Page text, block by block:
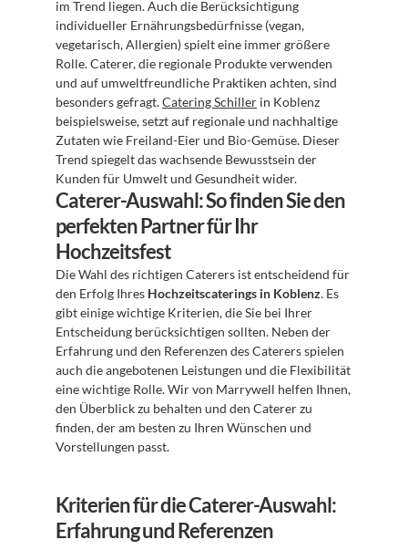
im Trend liegen. Auch die Berücksichtigung
individueller Ernährungsbedürfnisse (vegan,
vegetarisch, Allergien) spielt eine immer größere
Rolle. Caterer, die regionale Produkte verwenden
und auf umweltfreundliche Praktiken achten, sind
besonders gefragt. Catering Schiller in Koblenz
beispielsweise, setzt auf regionale und nachhaltige
Zutaten wie Freiland-Eier und Bio-Gemüse. Dieser
Trend spiegelt das wachsende Bewusstsein der
Kunden für Umwelt und Gesundheit wider.
Caterer-Auswahl: So finden Sie den
perfekten Partner für Ihr
Hochzeitsfest
Die Wahl des richtigen Caterers ist entscheidend für
den Erfolg Ihres Hochzeitscaterings in Koblenz. Es
gibt einige wichtige Kriterien, die Sie bei Ihrer
Entscheidung berücksichtigen sollten. Neben der
Erfahrung und den Referenzen des Caterers spielen
auch die angebotenen Leistungen und die Flexibilität
eine wichtige Rolle. Wir von Marrywell helfen Ihnen,
den Überblick zu behalten und den Caterer zu
finden, der am besten zu Ihren Wünschen und
Vorstellungen passt.
Kriterien für die Caterer-Auswahl:
Erfahrung und Referenzen